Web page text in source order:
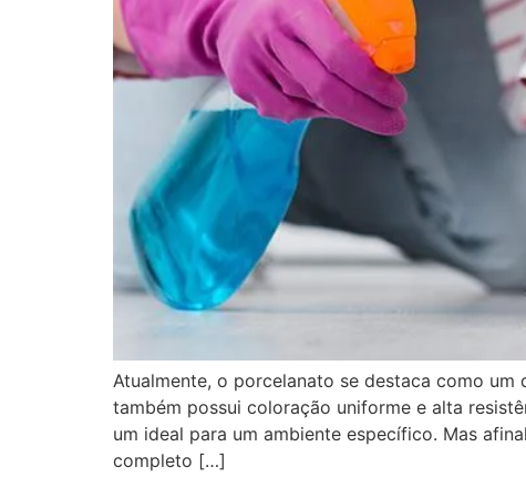
Atualmente, o porcelanato se destaca como
também possui coloração uniforme e alta
um ideal para um ambiente específico. Mas
completo […]